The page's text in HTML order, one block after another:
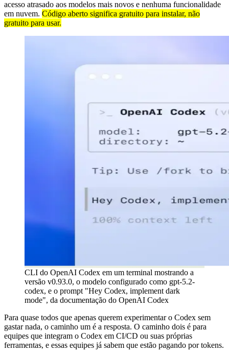
acesso atrasado aos modelos mais novos e nenhuma funcionalidade
em nuvem. Código aberto significa gratuito para instalar, não
gratuito para usar.
CLI do OpenAI Codex em um terminal mostrando a
versão v0.93.0, o modelo configurado como gpt-5.2-
codex, e o prompt "Hey Codex, implement dark
mode", da documentação do OpenAI Codex
Para quase todos que apenas querem experimentar o Codex sem
gastar nada, o caminho um é a resposta. O caminho dois é para
equipes que integram o Codex em CI/CD ou suas próprias
ferramentas, e essas equipes já sabem que estão pagando por tokens.